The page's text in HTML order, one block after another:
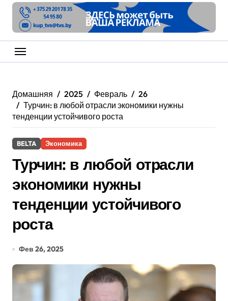
Домашняя 2025 Февраль
26
Турчин: в любой отрасли экономики нужны
тенденции устойчивого роста
BELTA Экономика
Турчин: в любой отрасли
экономики нужны
тенденции устойчивого
роста
Фев 26, 2025